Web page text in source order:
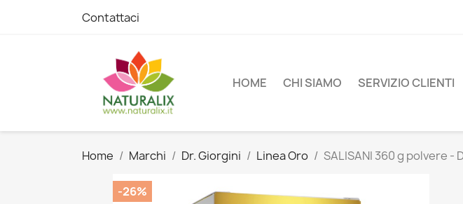
Contattaci
HOME CHI SIAMO SERVIZIO CLIENTI
Home Marchi Dr. Giorgini Linea Oro SALISANI 360 g polvere -
-26%